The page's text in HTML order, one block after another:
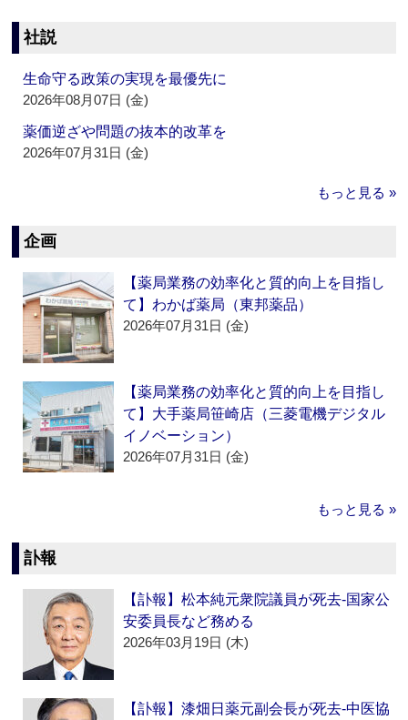
社説
生命守る政策の実現を最優先に
2026年08月07日 (金)
薬価逆ざや問題の抜本的改革を
2026年07月31日 (金)
もっと見る »
企画
【薬局業務の効率化と質的向上を目指し
て】わかば薬局（東邦薬品）
2026年07月31日 (金)
【薬局業務の効率化と質的向上を目指し
て】大手薬局笹崎店（三菱電機デジタル
イノベーション）
2026年07月31日 (金)
もっと見る »
訃報
【訃報】松本純元衆院議員が死去‐国家公
安委員長など務める
2026年03月19日 (木)
【訃報】漆畑日薬元副会長が死去‐中医協